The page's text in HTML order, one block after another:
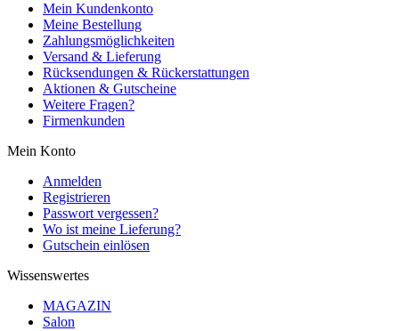
Mein Kundenkonto
Meine Bestellung
Zahlungsmöglichkeiten
Versand & Lieferung
Rücksendungen & Rückerstattungen
Aktionen & Gutscheine
Weitere Fragen?
Firmenkunden
Mein Konto
Anmelden
Registrieren
Passwort vergessen?
Wo ist meine Lieferung?
Gutschein einlösen
Wissenswertes
MAGAZIN
Salon